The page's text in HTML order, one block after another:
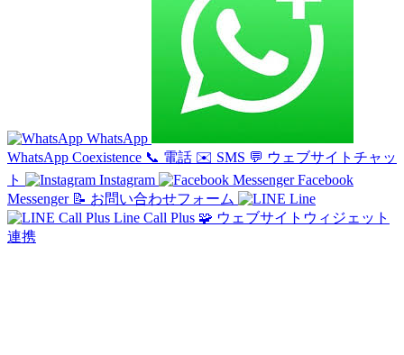
WhatsApp
WhatsApp Coexistence 📞 電話 ✉️ SMS 💬 ウェブサイトチャッ
ト
Instagram
Facebook
Messenger 📝 お問い合わせフォーム
Line
Line Call Plus 🧩 ウェブサイトウィジェット
連携